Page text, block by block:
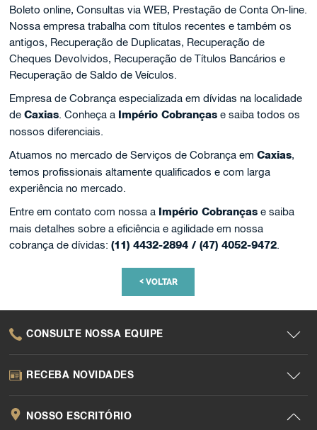
Boleto online, Consultas via WEB, Prestação de Conta On-line.
Nossa empresa trabalha com títulos recentes e também os
antigos, Recuperação de Duplicatas, Recuperação de
Cheques Devolvidos, Recuperação de Títulos Bancários e
Recuperação de Saldo de Veículos.
Empresa de Cobrança especializada em dívidas na localidade
deCaxias. Conheça a Império Cobranças e saiba todos os
nossos diferenciais.
Atuamos no mercado de Serviços de Cobrança emCaxias,
temos profissionais altamente qualificados e com larga
experiência no mercado.
Entre em contato com nossa a Império Cobranças e saiba
mais detalhes sobre a eficiência e agilidade em nossa
cobrança de dívidas:(11) 4432-2894 / (47) 4052-9472.
<VOLTAR
CONSULTE NOSSA EQUIPE
RECEBA NOVIDADES
NOSSO ESCRITÓRIO